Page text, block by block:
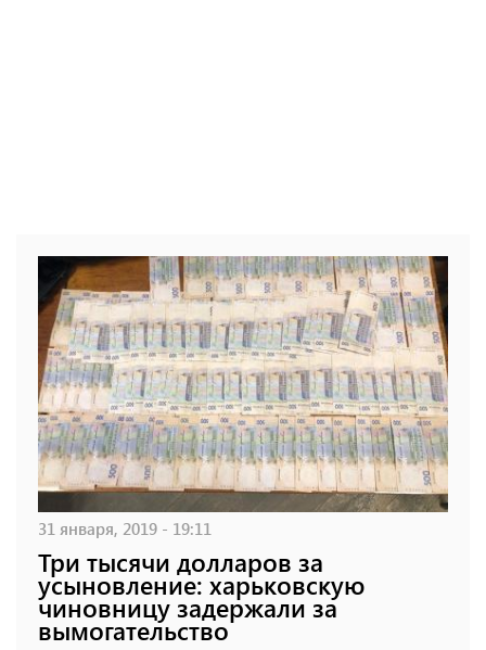
31 января, 2019 - 19:11
Три тысячи долларов за
усыновление: харьковскую
чиновницу задержали за
вымогательство